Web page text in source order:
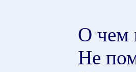
О чем
Не